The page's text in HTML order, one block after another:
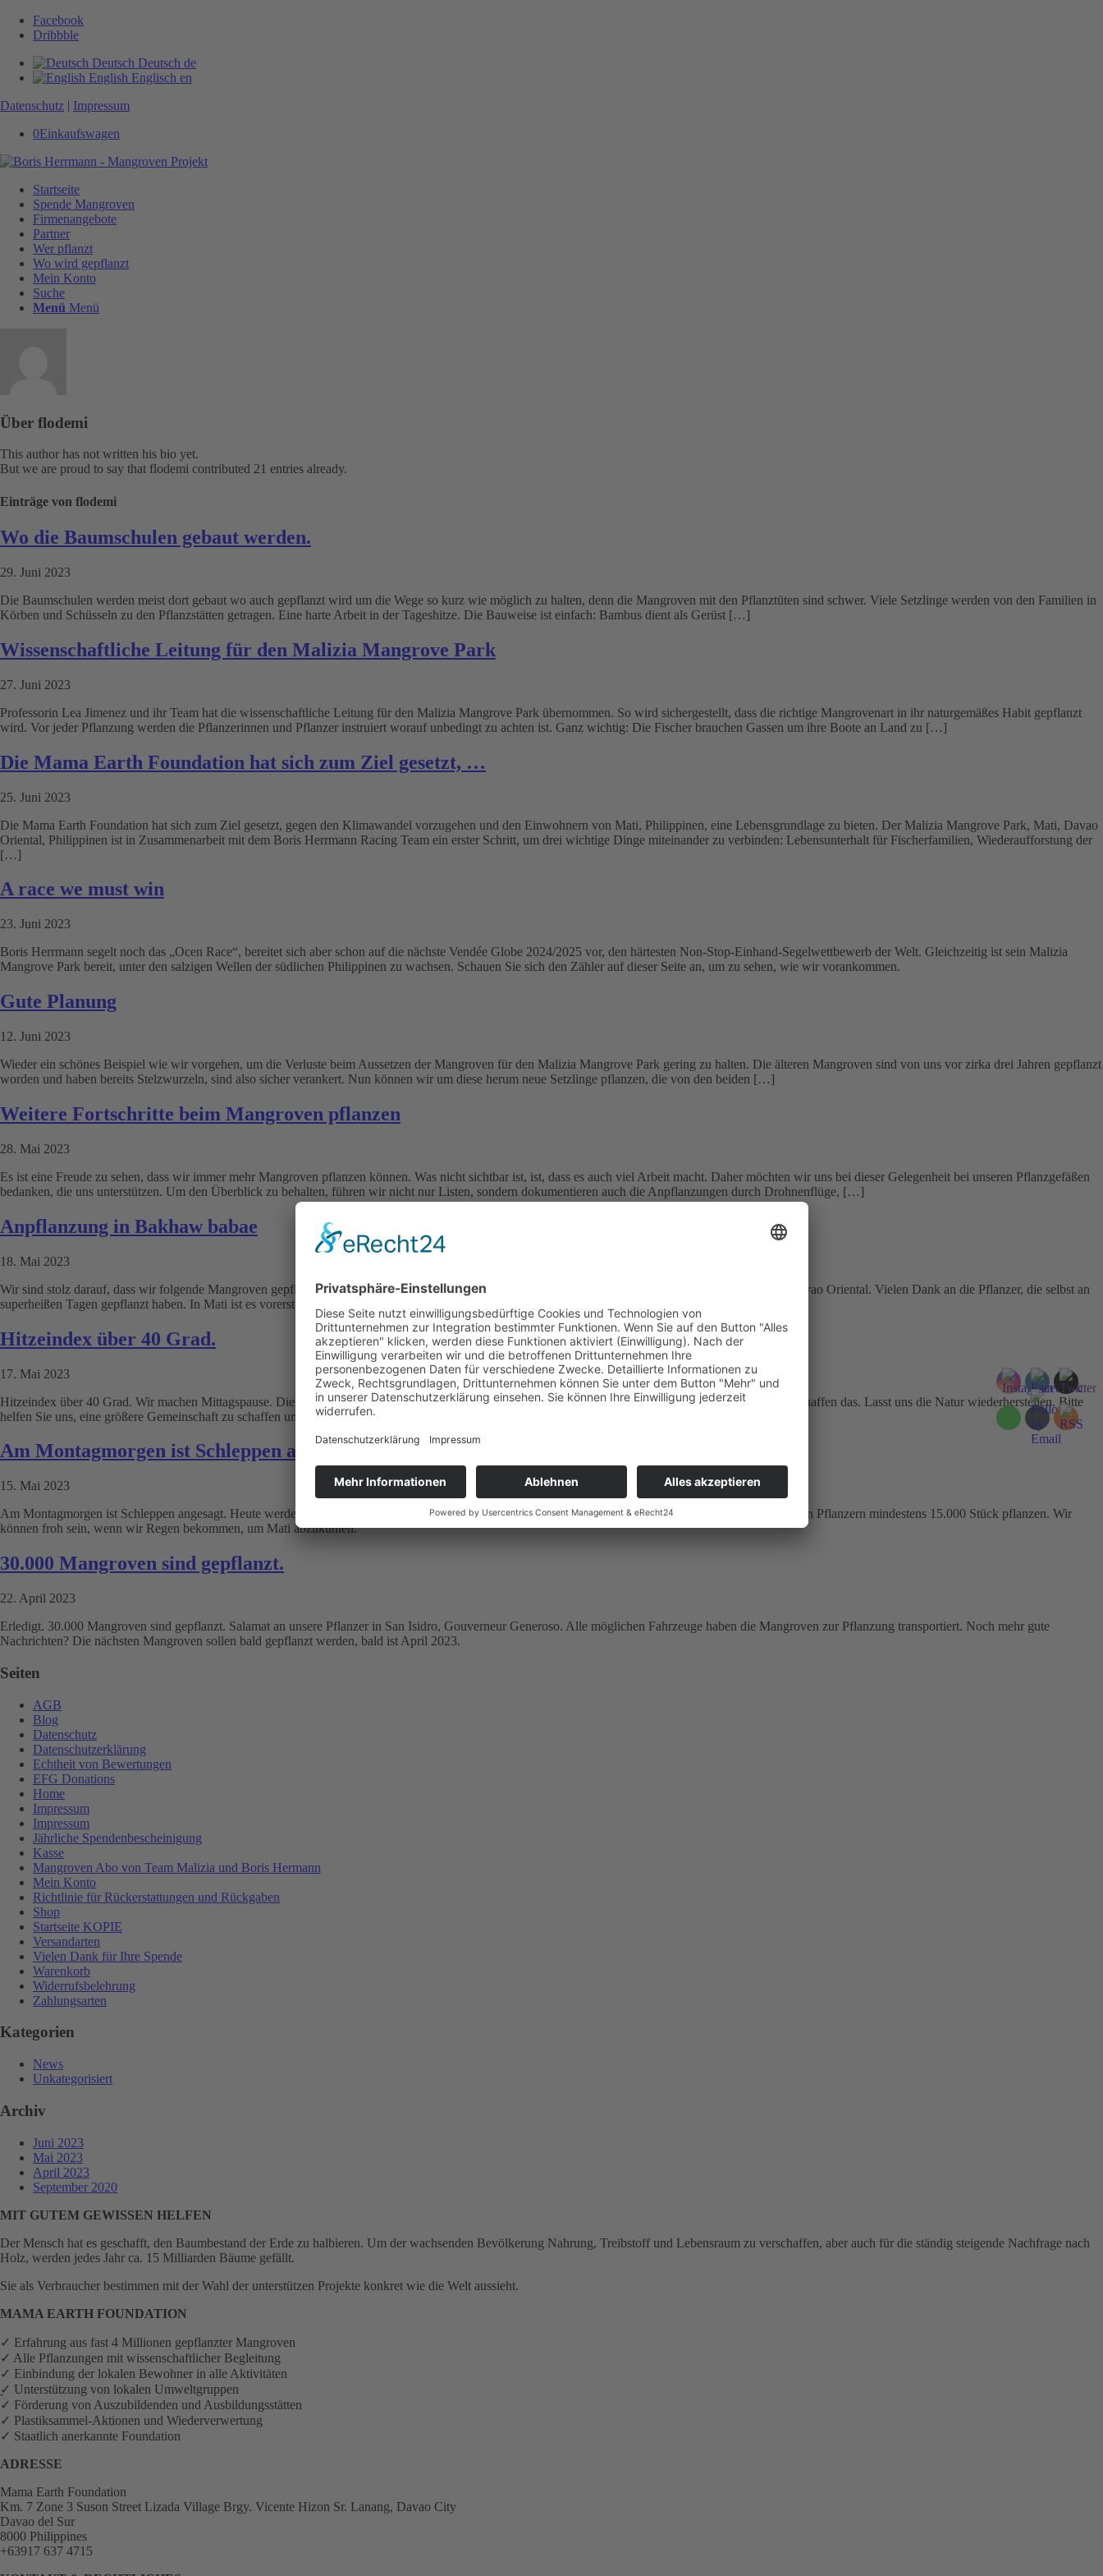
Facebook
Dribbble
Deutsch Deutsch de
English Englisch en
Datenschutz | Impressum
0Einkaufswagen
Startseite
Spende Mangroven
Firmenangebote
Partner
Wer pflanzt
Wo wird gepflanzt
Mein Konto
Suche
Menü Menü
Über flodemi
This author has not written his bio yet.
But we are proud to say that flodemi contributed 21 entries already.
Einträge von flodemi
Wo die Baumschulen gebaut werden.
29. Juni 2023
Die Baumschulen werden meist dort gebaut wo auch gepflanzt wird um die Wege so kurz wie möglich zu halten, denn die Mangroven mit den Pflanztüten sind schwer. Viele Setzlinge werden von den Familien in
Körben und Schüsseln zu den Pflanzstätten getragen. Eine harte Arbeit in der Tageshitze. Die Bauweise ist einfach: Bambus dient als Gerüst […]
Wissenschaftliche Leitung für den Malizia Mangrove Park
27. Juni 2023
Professorin Lea Jimenez und ihr Team hat die wissenschaftliche Leitung für den Malizia Mangrove Park übernommen. So wird sichergestellt, dass die richtige Mangrovenart in ihr naturgemäßes Habit gepflanzt
wird. Vor jeder Pflanzung werden die Pflanzerinnen und Pflanzer instruiert worauf unbedingt zu achten ist. Ganz wichtig: Die Fischer brauchen Gassen um ihre Boote an Land zu […]
Die Mama Earth Foundation hat sich zum Ziel gesetzt, …
25. Juni 2023
Die Mama Earth Foundation hat sich zum Ziel gesetzt, gegen den Klimawandel vorzugehen und den Einwohnern von Mati, Philippinen, eine Lebensgrundlage zu bieten. Der Malizia Mangrove Park, Mati, Davao
Oriental, Philippinen ist in Zusammenarbeit mit dem Boris Herrmann Racing Team ein erster Schritt, um drei wichtige Dinge miteinander zu verbinden: Lebensunterhalt für Fischerfamilien, Wiederaufforstung der
[…]
A race we must win
23. Juni 2023
Boris Herrmann segelt noch das „Ocen Race“, bereitet sich aber schon auf die nächste Vendée Globe 2024/2025 vor, den härtesten Non-Stop-Einhand-Segelwettbewerb der Welt. Gleichzeitig ist sein Malizia
Mangrove Park bereit, unter den salzigen Wellen der südlichen Philippinen zu wachsen. Schauen Sie sich den Zähler auf dieser Seite an, um zu sehen, wie wir vorankommen.
Gute Planung
12. Juni 2023
Wieder ein schönes Beispiel wie wir vorgehen, um die Verluste beim Aussetzen der Mangroven für den Malizia Mangrove Park gering zu halten. Die älteren Mangroven sind von uns vor zirka drei Jahren gepflanzt
worden und haben bereits Stelzwurzeln, sind also sicher verankert. Nun können wir um diese herum neue Setzlinge pflanzen, die von den beiden […]
Weitere Fortschritte beim Mangroven pflanzen
28. Mai 2023
Es ist eine Freude zu sehen, dass wir immer mehr Mangroven pflanzen können. Was nicht sichtbar ist, ist, dass es auch viel Arbeit macht. Daher möchten wir uns bei dieser Gelegenheit bei unseren Pflanzgefäßen
bedanken, die uns unterstützen. Um den Überblick zu behalten, führen wir nicht nur Listen, sondern dokumentieren auch die Anpflanzungen durch Drohnenflüge, […]
Anpflanzung in Bakhaw babae
18. Mai 2023
Wir sind stolz darauf, dass wir folgende Mangroven gepflanzt haben: Bakhaw babae – 56.800, Pututan – 1.700 und Tungog – 1.500 in Mangihay, Mati, Davao Oriental. Vielen Dank an die Pflanzer, die selbst an
superheißen Tagen gepflanzt haben. In Mati ist es vorerst vorbei, aber die neue Charge ist in Arbeit. Wir sehen uns bald […]
Hitzeindex über 40 Grad.
17. Mai 2023
Hitzeindex über 40 Grad. Wir machen Mittagspause. Dieses Bild zeigt unsere gepflanzten Mangroven vor drei Jahren und die frisch gepflanzt vorne. Wir schaffen das. Lasst uns die Natur wiederherstellen. Bitte
helfen Sie uns, eine größere Gemeinschaft zu schaffen und diesen Beitrag mit Ihren Freunden zu teilen.
Am Montagmorgen ist Schleppen angesagt.
15. Mai 2023
Am Montagmorgen ist Schleppen angesagt. Heute werden nur wenige Mangroven gepflanzt, denn die Flut ist da. Morgen in aller Frühe werden wir mit allen Pflanzern mindestens 15.000 Stück pflanzen. Wir
können froh sein, wenn wir Regen bekommen, um Mati abzukühlen.
30.000 Mangroven sind gepflanzt.
22. April 2023
Erledigt. 30.000 Mangroven sind gepflanzt. Salamat an unsere Pflanzer in San Isidro, Gouverneur Generoso. Alle möglichen Fahrzeuge haben die Mangroven zur Pflanzung transportiert. Noch mehr gute
Nachrichten? Die nächsten Mangroven sollen bald gepflanzt werden, bald ist April 2023.
Seiten
AGB
Blog
Datenschutz
Datenschutzerklärung
Echtheit von Bewertungen
EFG Donations
Home
Impressum
Impressum
Jährliche Spendenbescheinigung
Kasse
Mangroven Abo von Team Malizia und Boris Hermann
Mein Konto
Richtlinie für Rückerstattungen und Rückgaben
Shop
Startseite KOPIE
Versandarten
Vielen Dank für Ihre Spende
Warenkorb
Widerrufsbelehrung
Zahlungsarten
Kategorien
News
Unkategorisiert
Archiv
Juni 2023
Mai 2023
April 2023
September 2020
MIT GUTEM GEWISSEN HELFEN
Der Mensch hat es geschafft, den Baumbestand der Erde zu halbieren. Um der wachsenden Bevölkerung Nahrung, Treibstoff und Lebensraum zu verschaffen, aber auch für die ständig steigende Nachfrage nach
Holz, werden jedes Jahr ca. 15 Milliarden Bäume gefällt.
Sie als Verbraucher bestimmen mit der Wahl der unterstützen Projekte konkret wie die Welt aussieht.
MAMA EARTH FOUNDATION
✓ Erfahrung aus fast 4 Millionen gepflanzter Mangroven
✓ Alle Pflanzungen mit wissenschaftlicher Begleitung
✓ Einbindung der lokalen Bewohner in alle Aktivitäten
ׇ✓ Unterstützung von lokalen Umweltgruppen
✓ Förderung von Auszubildenden und Ausbildungsstätten
✓ Plastiksammel-Aktionen und Wiederverwertung
✓ Staatlich anerkannte Foundation
ADRESSE
Mama Earth Foundation
Km. 7 Zone 3 Suson Street Lizada Village Brgy. Vicente Hizon Sr. Lanang, Davao City
Davao del Sur
8000 Philippines
+63917 637 4715